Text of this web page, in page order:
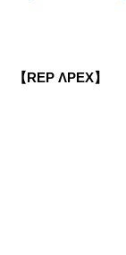
【REP ΛPEX】